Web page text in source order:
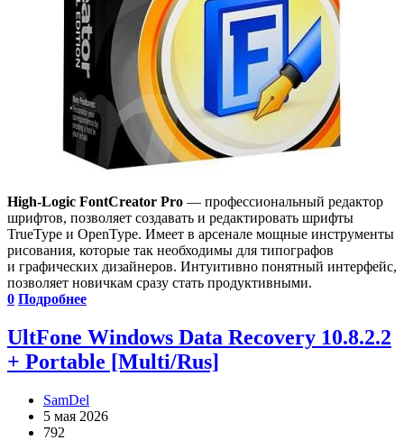
High-Logic FontCreator Pro — профессиональный редактор
шрифтов, позволяет создавать и редактировать шрифты
TrueType и OpenType. Имеет в арсенале мощные инструменты
рисования, которые так необходимы для типографов
и графических дизайнеров. Интуитивно понятный интерфейс,
позволяет новичкам сразу стать продуктивными.
0 Подробнее
UltFone Windows Data Recovery 10.8.2.2
+ Portable [Multi/Rus]
SamDel
5 мая 2026
792